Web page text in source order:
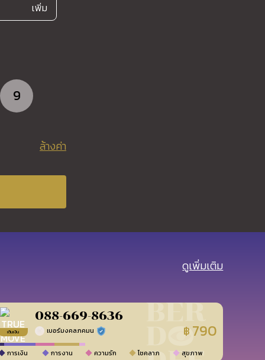
เพิ่ม
9
ล้างค่า
ดูเพิ่มเติม
เติมเงิน
088-669-8636
เบอร์มงคลภคมน ร้านยืนยันแล้ว ฿ 790
การเงิน การงาน ความรัก โชคลาภ สุขภาพ